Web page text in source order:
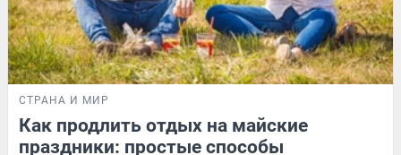
СТРАНА И МИР
Как продлить отдых на майские
праздники: простые способы